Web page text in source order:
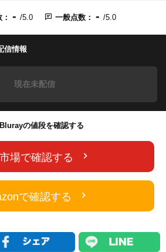
- /5.0 一般点数： - /5.0
信情報
現在未配信
の値段を確認する
場で確認する
で確認する